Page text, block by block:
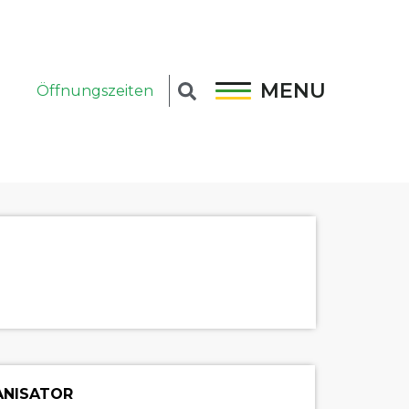
Öffnungszeiten MENU